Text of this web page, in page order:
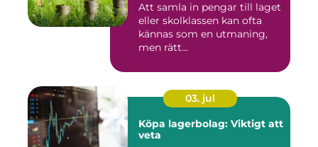
Att samla in pengar till laget
eller skolklassen kan ofta
kännas som en utmaning,
men rätt...
03. jul
Köpa lagerbolag: Viktigt att
veta